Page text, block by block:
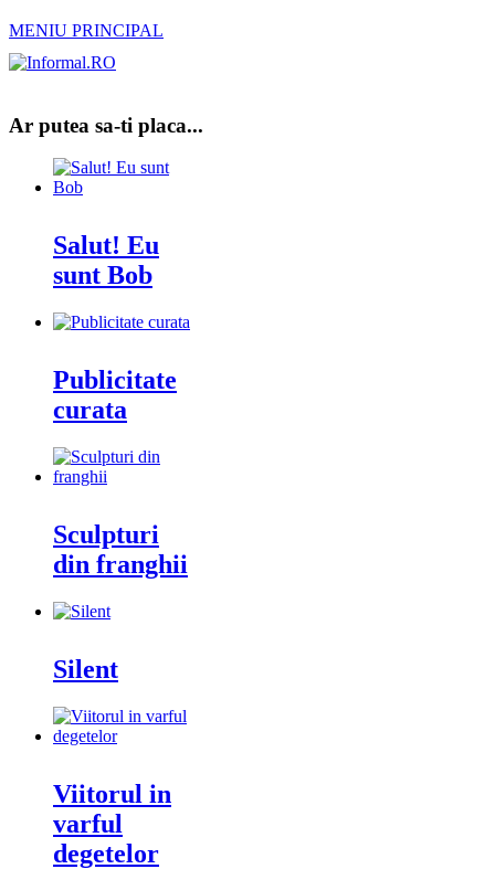
MENIU PRINCIPAL
Ar putea sa-ti placa...
Salut! Eu
sunt Bob
Publicitate
curata
Sculpturi
din franghii
Silent
Viitorul in
varful
degetelor